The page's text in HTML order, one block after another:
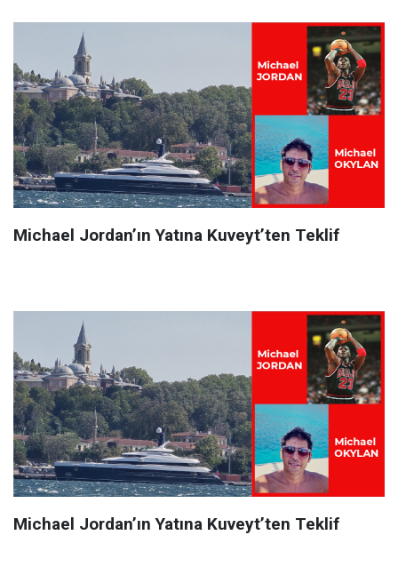
Michael Jordan’ın Yatına Kuveyt’ten Teklif
Michael Jordan’ın Yatına Kuveyt’ten Teklif